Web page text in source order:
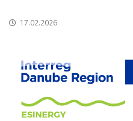
17.02.2026